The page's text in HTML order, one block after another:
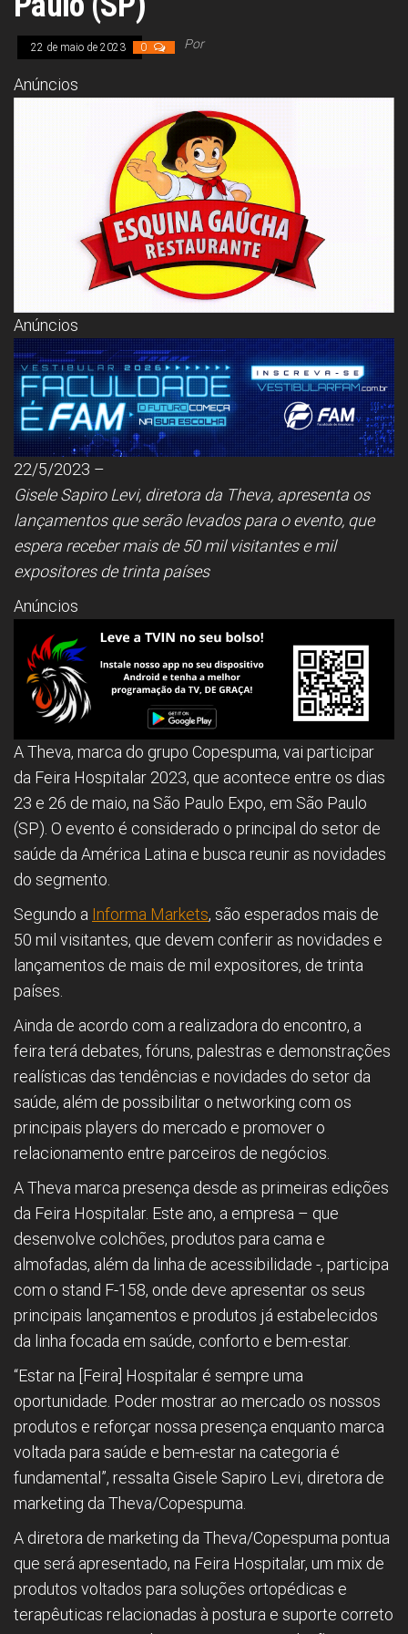
Brasília, Nordeste,
Norte, Centro-
Oeste, Sul, Sudeste,
Gastronomia,
Vinhos, Bebidas,
Cervejas, Comida,
Receitas, Chef, RH,
Emprego,
Empreendedorismo,
Negócios,
Oportunidades,
22 de maio de 2023 0 Por
Anúncios
Anúncios
22/5/2023 –
Gisele Sapiro Levi, diretora da Theva, apresenta os
lançamentos que serão levados para o evento, que
espera receber mais de 50 mil visitantes e mil
expositores de trinta países
Anúncios
A Theva, marca do grupo Copespuma, vai participar
da Feira Hospitalar 2023, que acontece entre os dias
23 e 26 de maio, na São Paulo Expo, em São Paulo
(SP). O evento é considerado o principal do setor de
saúde da América Latina e busca reunir as novidades
do segmento.
Segundo a Informa Markets, são esperados mais de
50 mil visitantes, que devem conferir as novidades e
lançamentos de mais de mil expositores, de trinta
países.
Ainda de acordo com a realizadora do encontro, a
feira terá debates, fóruns, palestras e demonstrações
realísticas das tendências e novidades do setor da
saúde, além de possibilitar o networking com os
principais players do mercado e promover o
relacionamento entre parceiros de negócios.
A Theva marca presença desde as primeiras edições
da Feira Hospitalar. Este ano, a empresa – que
desenvolve colchões, produtos para cama e
almofadas, além da linha de acessibilidade -, participa
com o stand F-158, onde deve apresentar os seus
principais lançamentos e produtos já estabelecidos
da linha focada em saúde, conforto e bem-estar.
“Estar na [Feira] Hospitalar é sempre uma
oportunidade. Poder mostrar ao mercado os nossos
produtos e reforçar nossa presença enquanto marca
voltada para saúde e bem-estar na categoria é
fundamental”, ressalta Gisele Sapiro Levi, diretora de
marketing da Theva/Copespuma.
A diretora de marketing da Theva/Copespuma pontua
que será apresentado, na Feira Hospitalar, um mix de
produtos voltados para soluções ortopédicas e
terapêuticas relacionadas à postura e suporte correto